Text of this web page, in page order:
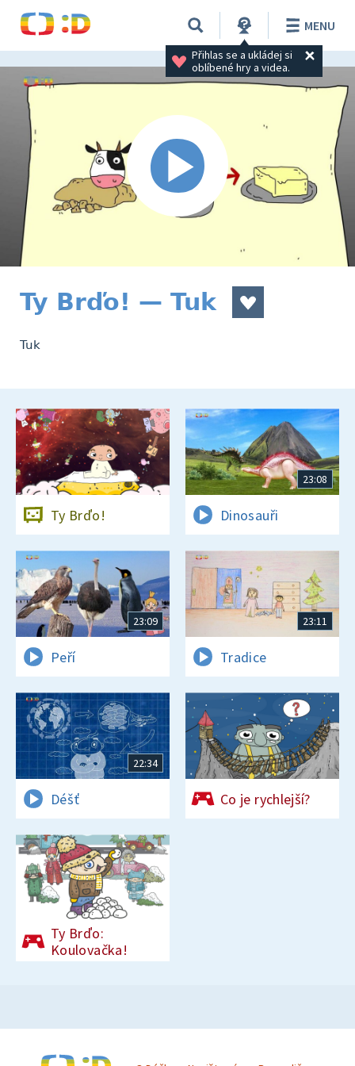
Přihlas se a ukládej si
oblíbené hry a videa.
MENU
Ty Brďo! — Tuk
Tuk
Ty Brďo!
23:08
Dinosauři
23:09
Peří
23:11
Tradice
22:34
Déšť Co je rychlejší?
Ty Brďo:
Koulovačka!